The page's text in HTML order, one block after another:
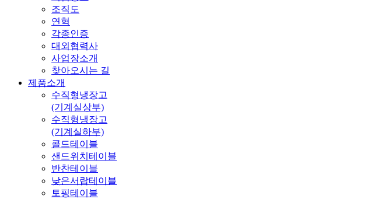
조직도
연혁
각종인증
대외협력사
사업장소개
찾아오시는 길
제품소개
수직형냉장고
(기계실상부)
수직형냉장고
(기계실하부)
콜드테이블
샌드위치테이블
반찬테이블
낮은서랍테이블
토핑테이블